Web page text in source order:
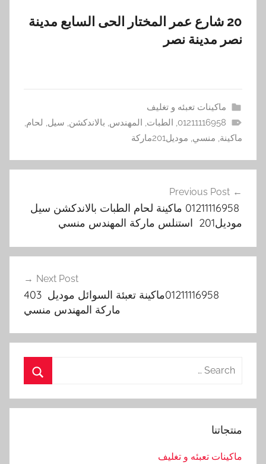
20 شارع عمر المختار الحى السابع مدينة
نصر مدينة نصر
ماكينات تعبئه و تغليف
01211116958
, الطبات, المهندس, بالاندكشن, سيل, لحام,
ماكينة, منسي, موديل201ماركة
المقالات
Previous Post
01211116958 ماكينة لحام الطبات بالاندكشن سيل
موديل201 استنلس ماركة المهندس منسي
Next Post
01211116958ماكينة تعبئة السوائل موديل 403
ماركة المهندس منسي
Search
منتجاتنا
ماكينات تعبئه و تغليف